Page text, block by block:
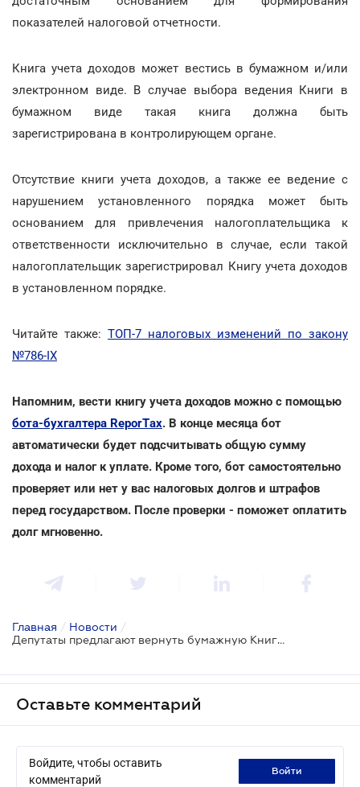
показателей налоговой отчетности.
Книга учета доходов может вестись в бумажном и/или
электронном виде. В случае выбора ведения Книги в
бумажном виде такая книга должна быть
зарегистрирована в контролирующем органе.
Отсутствие книги учета доходов, а также ее ведение с
нарушением установленного порядка может быть
основанием для привлечения налогоплательщика к
ответственности исключительно в случае, если такой
налогоплательщик зарегистрировал Книгу учета доходов
в установленном порядке.
Читайте также: ТОП-7 налоговых изменений по закону
№786-ІХ
Напомним, вести книгу учета доходов можно с помощью
бота-бухгалтера ReporTах. В конце месяца бот
автоматически будет подсчитывать общую сумму
дохода и налог к уплате. Кроме того, бот самостоятельно
проверяет или нет у вас налоговых долгов и штрафов
перед государством. После проверки - поможет оплатить
долг мгновенно.
Главная / Новости /
Депутаты предлагают вернуть бумажную Книгу учета для ФОПов
Оставьте комментарий
Войдите, чтобы оставить
комментарий
войти